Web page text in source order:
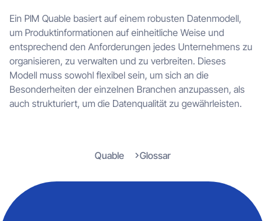
Ein PIM Quable basiert auf einem robusten Datenmodell,
um Produktinformationen auf einheitliche Weise und
entsprechend den Anforderungen jedes Unternehmens zu
organisieren, zu verwalten und zu verbreiten. Dieses
Modell muss sowohl flexibel sein, um sich an die
Besonderheiten der einzelnen Branchen anzupassen, als
auch strukturiert, um die Datenqualität zu gewährleisten.
Quable Glossar